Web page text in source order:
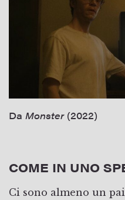
Da Monster(2022)
COME IN UNO
Ci sono almeno un